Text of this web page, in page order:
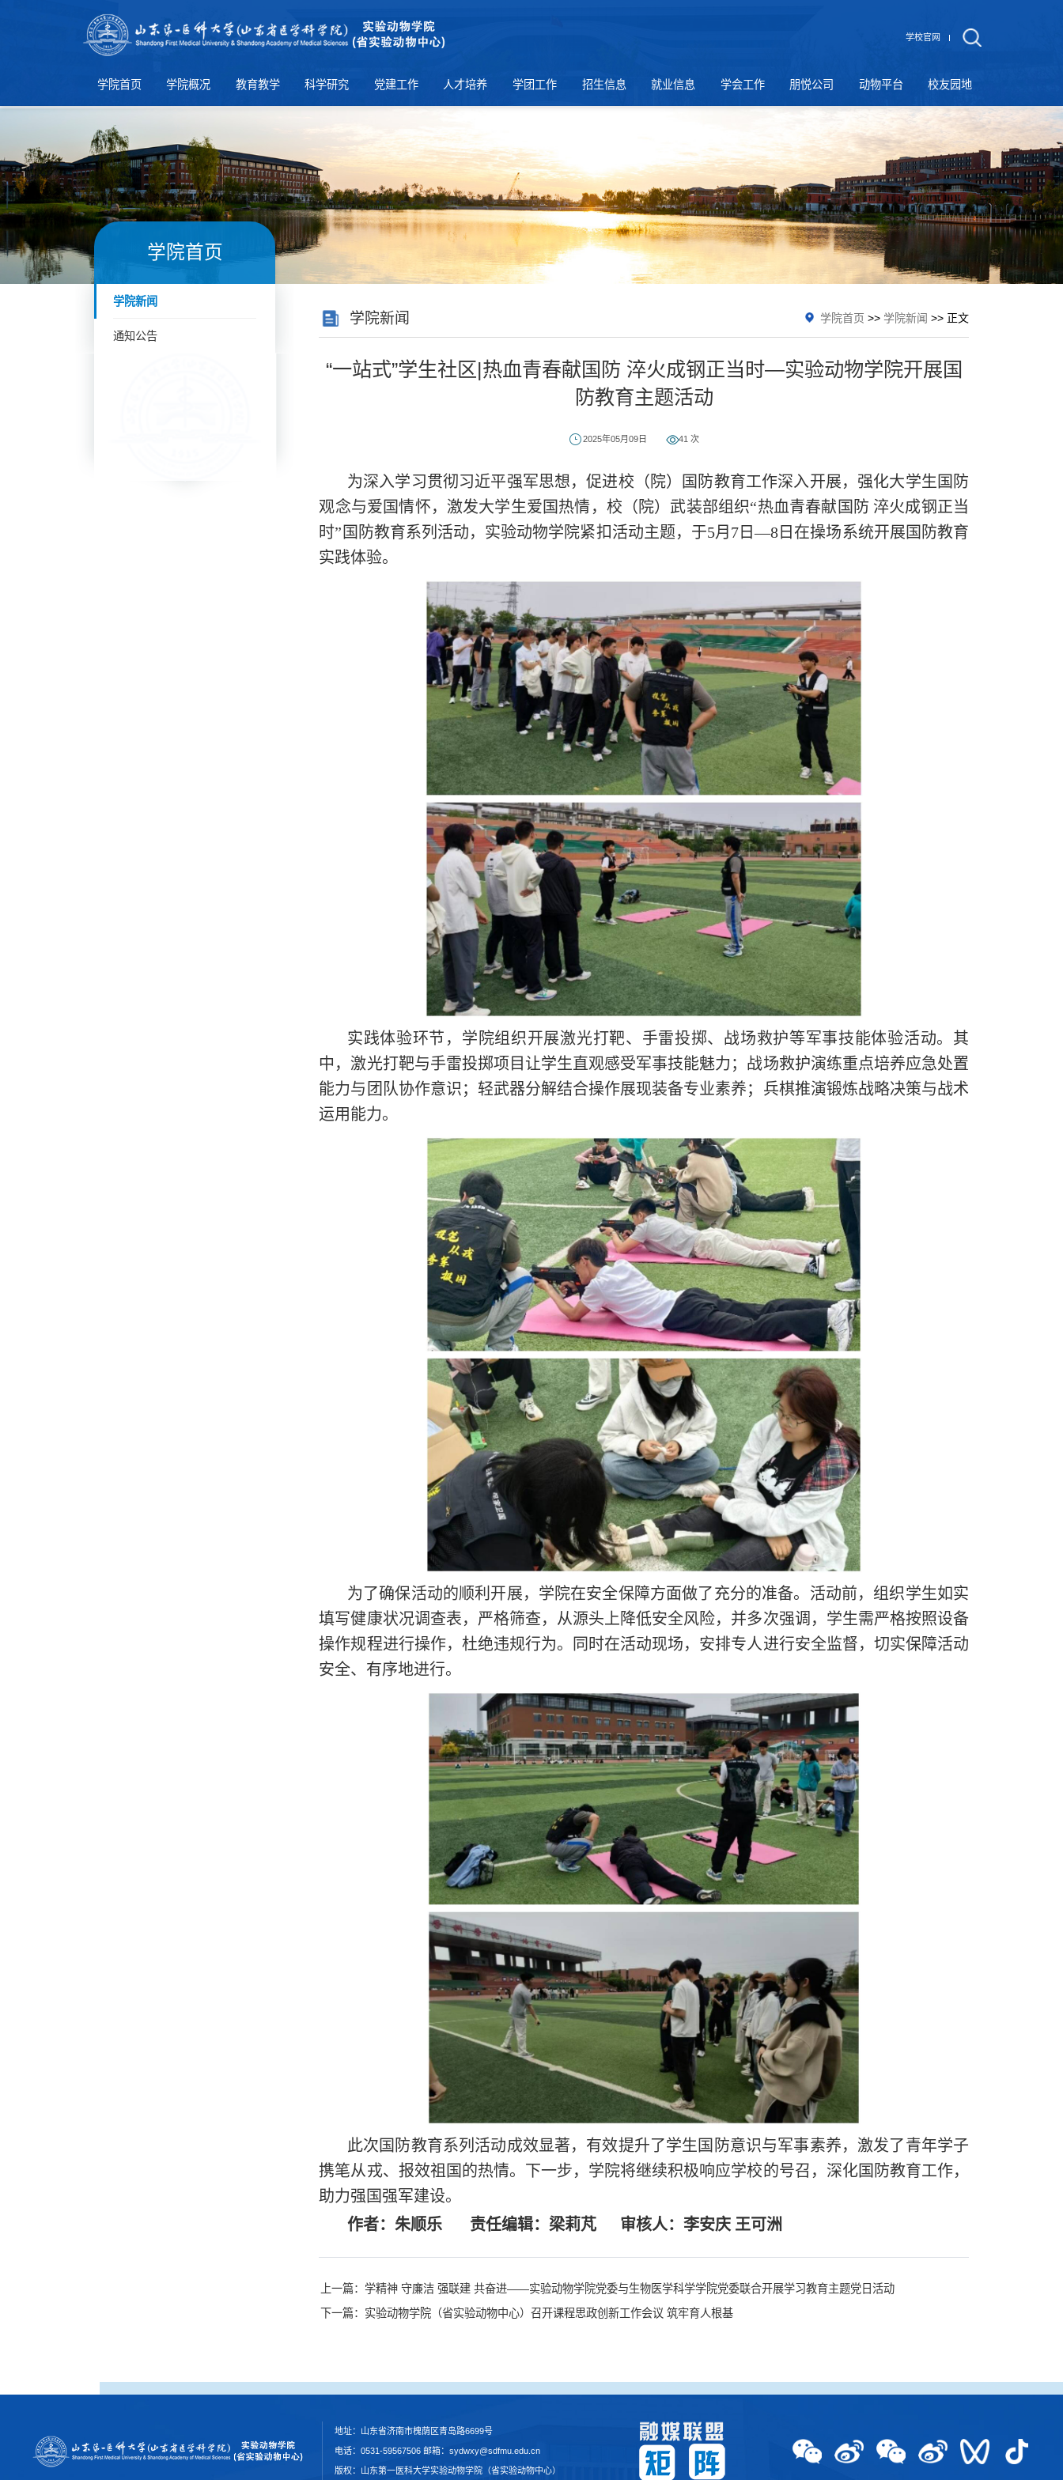
学校官网
学院首页 学院概况 教育教学 科学研究 党建工作 人才培养 学团工作 招生信息 就业信息 学会工作 朋悦公司 动物平台 校友园地
学院首页
学院新闻
通知公告
学院新闻 学院首页 >> 学院新闻 >> 正文
“一站式”学生社区|热血青春献国防 淬火成钢正当时—实验动物学院开展国
防教育主题活动
2025年05月09日 41 次
为深入学习贯彻习近平强军思想，促进校（院）国防教育工作深入开展，强化大学生国防
观念与爱国情怀，激发大学生爱国热情，校（院）武装部组织“热血青春献国防 淬火成钢正当
时”国防教育系列活动，实验动物学院紧扣活动主题，于5月7日—8日在操场系统开展国防教育
实践体验。
实践体验环节，学院组织开展激光打靶、手雷投掷、战场救护等军事技能体验活动。其
中，激光打靶与手雷投掷项目让学生直观感受军事技能魅力；战场救护演练重点培养应急处置
能力与团队协作意识；轻武器分解结合操作展现装备专业素养；兵棋推演锻炼战略决策与战术
运用能力。
为了确保活动的顺利开展，学院在安全保障方面做了充分的准备。活动前，组织学生如实
填写健康状况调查表，严格筛查，从源头上降低安全风险，并多次强调，学生需严格按照设备
操作规程进行操作，杜绝违规行为。同时在活动现场，安排专人进行安全监督，切实保障活动
安全、有序地进行。
此次国防教育系列活动成效显著，有效提升了学生国防意识与军事素养，激发了青年学子
携笔从戎、报效祖国的热情。下一步，学院将继续积极响应学校的号召，深化国防教育工作，
助力强国强军建设。
作者：朱顺乐 责任编辑：梁莉芃 审核人：李安庆 王可洲
上一篇：学精神 守廉洁 强联建 共奋进——实验动物学院党委与生物医学科学学院党委联合开展学习教育主题党日活动
下一篇：实验动物学院（省实验动物中心）召开课程思政创新工作会议 筑牢育人根基
地址：山东省济南市槐荫区青岛路6699号
电话：0531-59567506 邮箱：sydwxy@sdfmu.edu.cn
版权：山东第一医科大学实验动物学院（省实验动物中心）